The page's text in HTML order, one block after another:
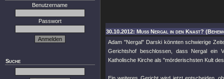
Benutzername
Passwort
Suche
30.10.2012: Muss Nergal in den Knast?
Adam "Nergal" Darski könnten schwierige
Gerichtshof beschlossen, dass Nergal
Katholische Kirche als "mörderischsten Kult